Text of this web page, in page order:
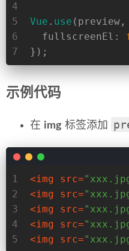
4
5
6
7
Vue . use
fullscreenEl :
});
示例代码
在 img 标签添加
1
2
3
4
5
<img src=
<img src=
<img src=
<img src=
<img src=